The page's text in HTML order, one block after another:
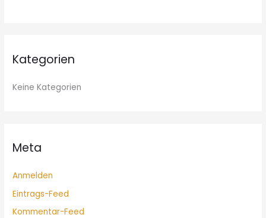
Kategorien
Keine Kategorien
Meta
Anmelden
Eintrags-Feed
Kommentar-Feed